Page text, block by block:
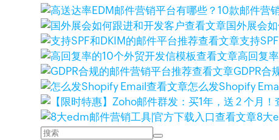
查看文章国外展会
查看文章支持
查看文章高回复
查看文章GDPR合
查看文章怎么发Shopify
查看文章8大